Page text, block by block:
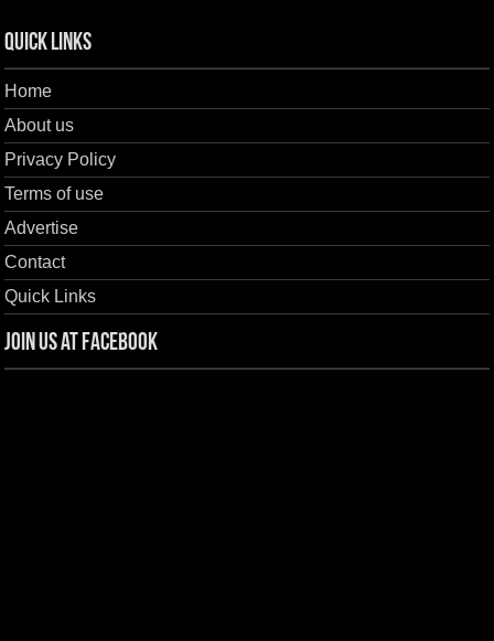
Quick Links
Home
About us
Privacy Policy
Terms of use
Advertise
Contact
Quick Links
Join us at Facebook